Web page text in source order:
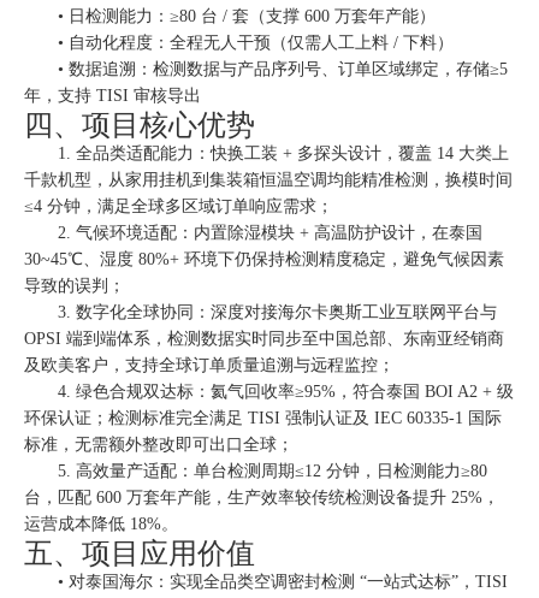
• 日检测能力：≥80 台 / 套（支撑 600 万套年产能）
• 自动化程度：全程无人干预（仅需人工上料 / 下料）
• 数据追溯：检测数据与产品序列号、订单区域绑定，存储≥5
年，支持 TISI 审核导出
四、项目核心优势
1. 全品类适配能力：快换工装 + 多探头设计，覆盖 14 大类上
千款机型，从家用挂机到集装箱恒温空调均能精准检测，换模时间
≤4 分钟，满足全球多区域订单响应需求；
2. 气候环境适配：内置除湿模块 + 高温防护设计，在泰国
30~45℃、湿度 80%+ 环境下仍保持检测精度稳定，避免气候因素
导致的误判；
3. 数字化全球协同：深度对接海尔卡奥斯工业互联网平台与
OPSI 端到端体系，检测数据实时同步至中国总部、东南亚经销商
及欧美客户，支持全球订单质量追溯与远程监控；
4. 绿色合规双达标：氦气回收率≥95%，符合泰国 BOI A2 + 级
环保认证；检测标准完全满足 TISI 强制认证及 IEC 60335-1 国际
标准，无需额外整改即可出口全球；
5. 高效量产适配：单台检测周期≤12 分钟，日检测能力≥80
台，匹配 600 万套年产能，生产效率较传统检测设备提升 25%，
运营成本降低 18%。
五、项目应用价值
• 对泰国海尔：实现全品类空调密封检测 “一站式达标”，TISI